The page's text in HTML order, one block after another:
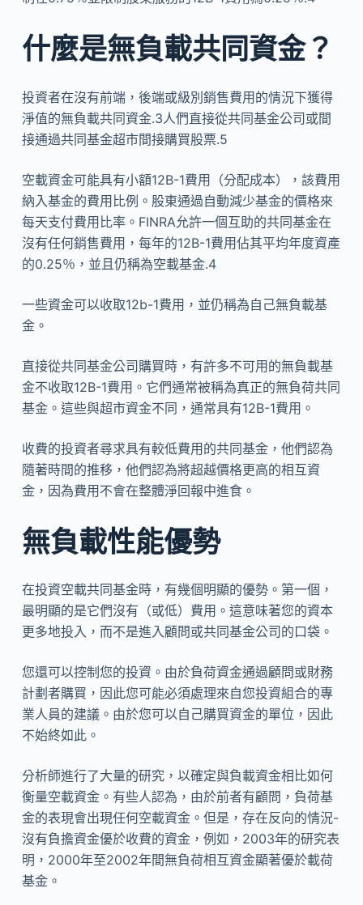
什麼是無負載共同資金？
投資者在沒有前端，後端或級別銷售費用的情況下獲得
淨值的無負載共同資金.3人們直接從共同基金公司或間
接通過共同基金超市間接購買股票.5
空載資金可能具有小額12B-1費用（分配成本），該費用
納入基金的費用比例。股東通過自動減少基金的價格來
每天支付費用比率。FINRA允許一個互助的共同基金在
沒有任何銷售費用，每年的12B-1費用佔其平均年度資產
的0.25％，並且仍稱為空載基金.4
一些資金可以收取12b-1費用，並仍稱為自己無負載基
金。
直接從共同基金公司購買時，有許多不可用的無負載基
金不收取12B-1費用。它們通常被稱為真正的無負荷共同
基金。這些與超市資金不同，通常具有12B-1費用。
收費的投資者尋求具有較低費用的共同基金，他們認為
隨著時間的推移，他們認為將超越價格更高的相互資
金，因為費用不會在整體淨回報中進食。
無負載性能優勢
在投資空載共同基金時，有幾個明顯的優勢。第一個，
最明顯的是它們沒有（或低）費用。這意味著您的資本
更多地投入，而不是進入顧問或共同基金公司的口袋。
您還可以控制您的投資。由於負荷資金通過顧問或財務
計劃者購買，因此您可能必須處理來自您投資組合的專
業人員的建議。由於您可以自己購買資金的單位，因此
不始終如此。
分析師進行了大量的研究，以確定與負載資金相比如何
衡量空載資金。有些人認為，由於前者有顧問，負荷基
金的表現會出現任何空載資金。但是，存在反向的情況-
沒有負擔資金優於收費的資金，例如，2003年的研究表
明，2000年至2002年間無負荷相互資金顯著優於載荷
基金。